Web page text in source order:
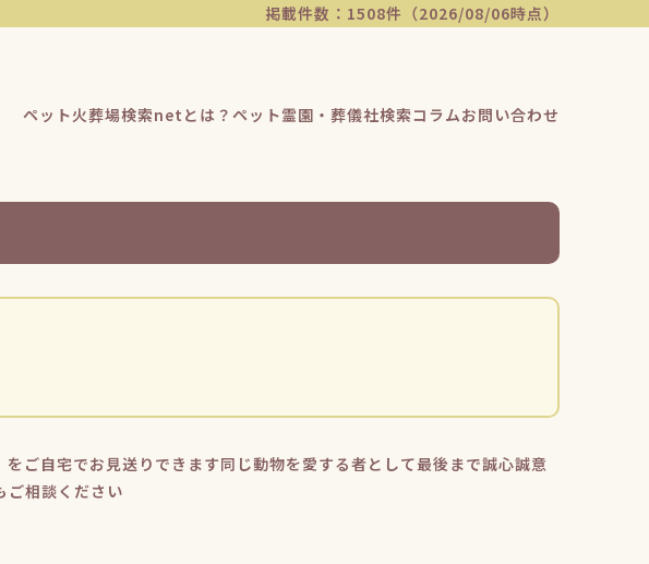
掲載件数：1508件（2026/08/06時点）
ペット火葬場検索netとは？ ペット霊園・葬儀社検索コラムお問い合わせ
ご自宅でお見送りできます同じ動物を愛する者として最後まで誠心誠意
相談ください